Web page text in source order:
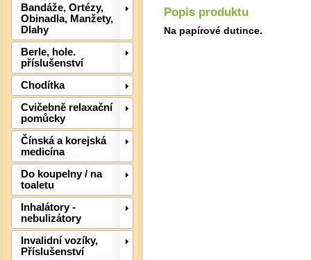
Bandáže, Ortézy,
Obinadla, Manžety,
Dlahy
Berle, hole.
příslušenství
Chodítka
Cvičebně relaxační
pomůcky
Čínská a korejská
medicína
Do koupelny / na
toaletu
Inhalátory -
nebulizátory
Invalidní vozíky,
Příslušenství
Popis produktu
Na papírové dutince.